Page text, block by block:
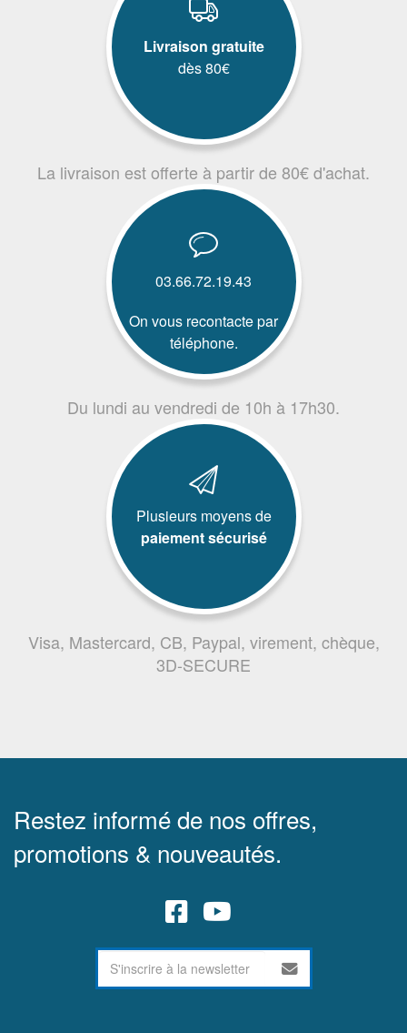
Livraison gratuite
dès 80€
La livraison est offerte à partir de 80€ d'achat.
03.66.72.19.43
On vous recontacte par
téléphone.
Du lundi au vendredi de 10h à 17h30.
Plusieurs moyens de
paiement sécurisé
Visa, Mastercard, CB, Paypal, virement, chèque,
3D-SECURE
Restez informé de nos offres,
promotions & nouveautés.